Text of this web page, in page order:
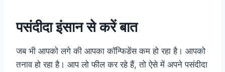
पसंदीदा इंसान से करें बात
जब भी आपको लगे की आपका कॉन्फिडेंस कम हो रहा है। आपको
तनाव हो रहा है। आप लो फील कर रहे हैं, तो ऐसे में अपने पसंदीदा